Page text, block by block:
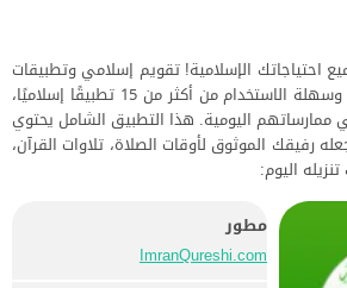
احتياجاتك الإسلامية! تقويم إسلامي وتطبيقات
الصلاة هو مجموعة شاملة وسهلة الاستخدام من أكثر من 15 تطبيقًا إسلاميًا،
اليومية. هذا التطبيق الشامل يحتوي
رفيقك الموثوق لأوقات الصلاة، تلاوات القرآن،
اليوم:
مطور
ImranQureshi.com‏